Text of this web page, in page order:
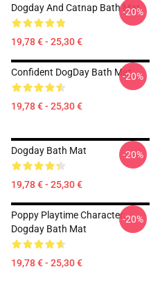
Dogday And Catnap Bath Mat
19,78 € - 25,30 €
-20%
Confident DogDay Bath Mat
19,78 € - 25,30 €
-20%
Dogday Bath Mat
19,78 € - 25,30 €
-20%
Poppy Playtime Character:
Dogday Bath Mat
19,78 € - 25,30 €
-20%